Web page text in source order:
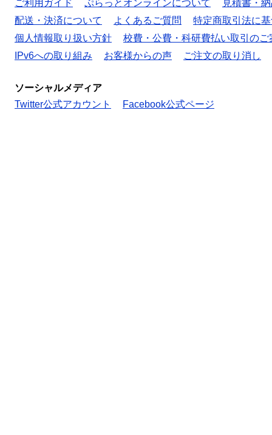
ご利用ガイド
ぷらっとオンラインについて
見積書・
配送・決済について
よくあるご質問
特定商取引法に
個人情報取り扱い方針
校費・公費・科研費払い取引のご
IPv6への取り組み
お客様からの声 ご注文の取り消し
ソーシャルメディア
Twitter公式アカウント
Facebook公式ページ